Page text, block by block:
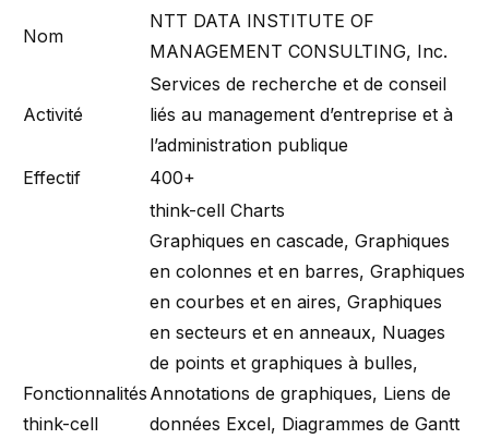
Nom
NTT DATA INSTITUTE OF
MANAGEMENT CONSULTING, Inc.
Activité
Services de recherche et de conseil
liés au management d’entreprise et à
l’administration publique
Effectif
400+
Fonctionnalités
think-cell
think-cell Charts
Graphiques en cascade, Graphiques
en colonnes et en barres, Graphiques
en courbes et en aires, Graphiques
en secteurs et en anneaux, Nuages
de points et graphiques à bulles,
Annotations de graphiques, Liens de
données Excel, Diagrammes de Gantt